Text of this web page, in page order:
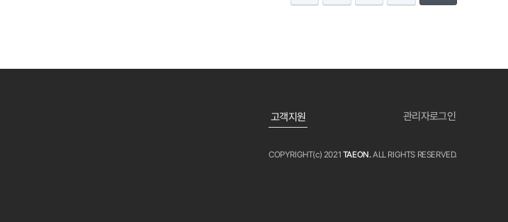
고객지원 관리자로그인
COPYRIGHT(c) 2021 TAEON.ALL RIGHTS RESERVED.